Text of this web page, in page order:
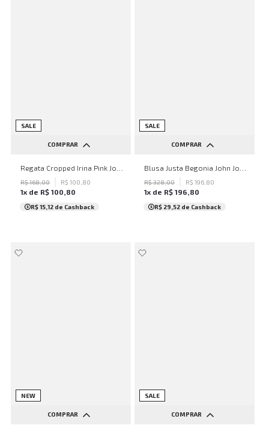
SALE
COMPRAR
PP P M G GG
R$168,00 R$ 100 80
1x de R$ 100,80
R$ 15,12 de Cashback
SALE
COMPRAR
PP P M G GG
R$328,00 R$ 196 80
1x de R$ 196,80
R$ 29,52 de Cashback
NEW
COMPRAR
SALE
COMPRAR